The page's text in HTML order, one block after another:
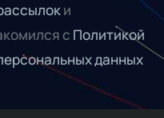
и
с Политикой
данных